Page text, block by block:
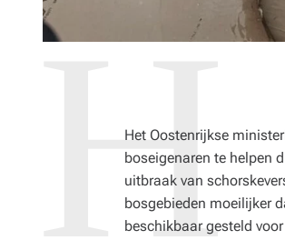
Het Oostenrijkse
boseigenaren te helpen
uitbraak van
bosgebieden moeilijker
beschikbaar gesteld